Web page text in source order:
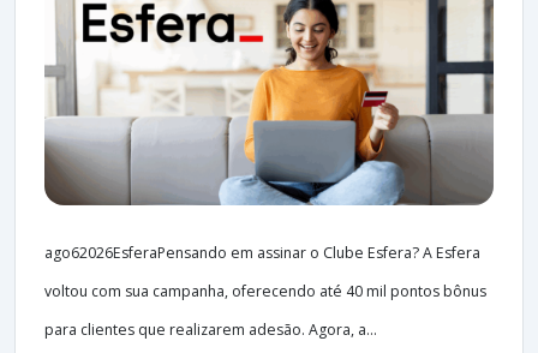
ago62026EsferaPensando em assinar o Clube Esfera? A Esfera
voltou com sua campanha, oferecendo até 40 mil pontos bônus
para clientes que realizarem adesão. Agora, a...